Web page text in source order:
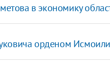
в экономику
орденом